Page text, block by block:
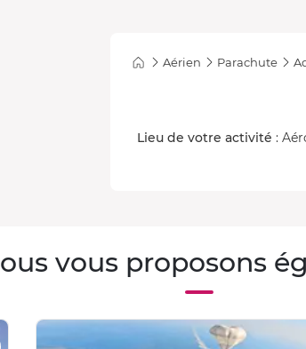
Aérien Parachute
Lieu de votre activité :
vous proposons